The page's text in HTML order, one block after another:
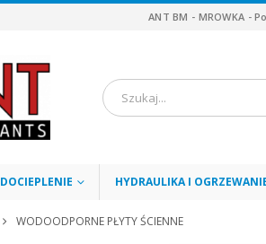
ANT BM - MROWKA -
DOCIEPLENIE HYDRAULIKA I
WODOODPORNE PŁYTY ŚCIENNE